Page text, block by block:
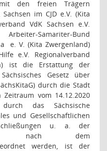
den freien Trägern
Sachsen im CJD e.V. (Kita
VdK Sachsen e.V.
Samariter-Bund
e. V. (Kita Zwergenland)
e.V. Regionalverband
ist die Erstattung der
Gesetz über
durch die Stadt
vom 14.12.2020
das Sächsische
und Gesellschaftlichen
u. a. der
nach dem
werden, ist der